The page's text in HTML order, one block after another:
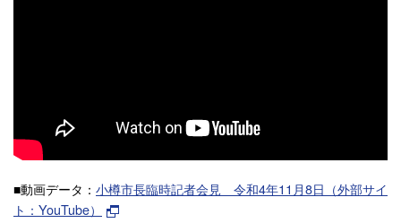
■動画データ： 小樽市長臨時記者会見 令和4年11月8日（外部サイ
ト：YouTube）